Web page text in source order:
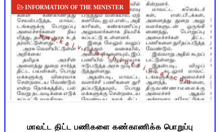
INFORMATION OF THE MINISTER
மாவட்ட திட்ட பணிகளை கண்காணிக்க பொறுப்பு